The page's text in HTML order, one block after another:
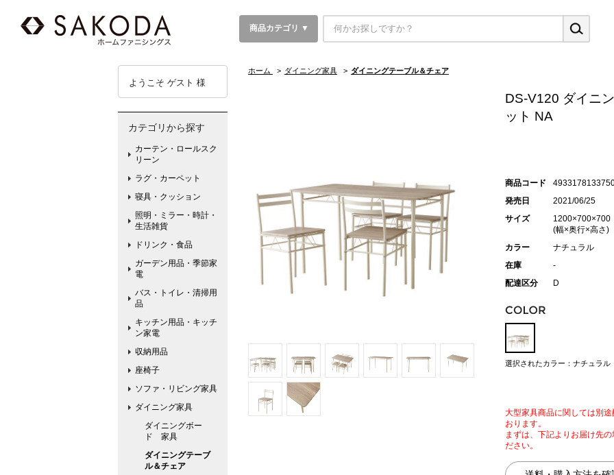
商品カテゴリ ▼
ホーム > ダイニング家具 > ダイニングテーブル＆チェア
DS-V120 ダイニ
ット NA
商品コード
発売日
2021/06/25
サイズ
1200×700×700
(幅×奥行×高さ)
カラー
ナチュラル
在庫
-
配達区分
D
選択されたカラー：ナチュラル
大型家具商品に関しては別
おります。
まずは、下記よりお届け先の
ださい。
ようこそ ゲスト 様
カテゴリから探す
カーテン・ロールスク
リーン
ラグ・カーペット
寝具・クッション
照明・ミラー・時計・
生活雑貨
ドリンク・食品
ガーデン用品・季節家
電
バス・トイレ・清掃用
品
キッチン用品・キッチ
ン家電
収納用品
座椅子
ソファ・リビング家具
ダイニング家具
ダイニングボー
ド 家具
ダイニングテーブ
ル＆チェア